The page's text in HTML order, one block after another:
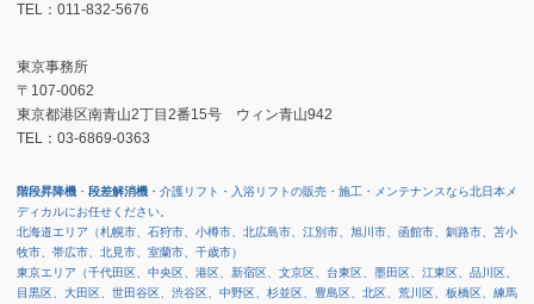
TEL：011-832-5676
東京事務所
〒107-0062
東京都港区南青山2丁目2番15号 ウィン青山942
TEL：03-6869-0363
階段昇降機 ・ 段差解消機 ・介護リフト・入浴リフトの販売・施工・メンテナンスなら北日本メ
ディカルにお任せください。
北海道エリア（札幌市、石狩市、小樽市、北広島市、江別市、旭川市、函館市、釧路市、苫小
牧市、帯広市、北見市、室蘭市、千歳市）
東京エリア（千代田区、中央区、港区、新宿区、文京区、台東区、墨田区、江東区、品川区、
目黒区、大田区、世田谷区、渋谷区、中野区、杉並区、豊島区、北区、荒川区、板橋区、練馬